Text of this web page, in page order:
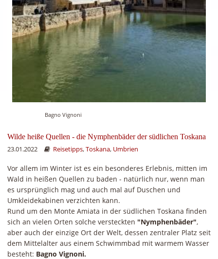
Bagno Vignoni
Wilde heiße Quellen - die Nymphenbäder der südlichen Toskana
23.01.2022
Reisetipps,Toskana, Umbrien
Vor allem im Winter ist es ein besonderes Erlebnis, mitten im
Wald in heißen Quellen zu baden - natürlich nur, wenn man
es ursprünglich mag und auch mal auf Duschen und
Umkleidekabinen verzichten kann.
Rund um den Monte Amiata in der südlichen Toskana finden
sich an vielen Orten solche versteckten "Nymphenbäder",
aber auch der einzige Ort der Welt, dessen zentraler Platz seit
dem Mittelalter aus einem Schwimmbad mit warmem Wasser
besteht: Bagno Vignoni.